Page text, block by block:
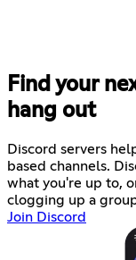
Find your
hang out
Discord servers
based channels.
what you're up to,
clogging up a
Join Discord